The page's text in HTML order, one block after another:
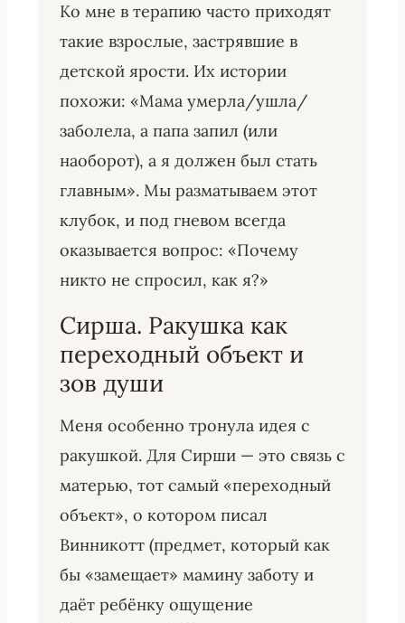
Ко мне в терапию часто приходят
такие взрослые, застрявшие в
детской ярости. Их истории
похожи: «Мама умерла/ушла/
заболела, а папа запил (или
наоборот), а я должен был стать
главным». Мы разматываем этот
клубок, и под гневом всегда
оказывается вопрос: «Почему
никто не спросил, как я?»
Сирша. Ракушка как
переходный объект и
зов души
Меня особенно тронула идея с
ракушкой. Для Сирши — это связь с
матерью, тот самый «переходный
объект», о котором писал
Винникотт (предмет, который как
бы «замещает» мамину заботу и
даёт ребёнку ощущение